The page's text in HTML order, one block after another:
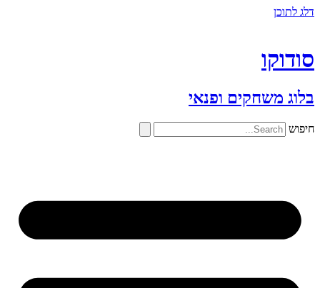
דלג לתוכן
סודוקו
בלוג משחקים ופנאי
חיפוש